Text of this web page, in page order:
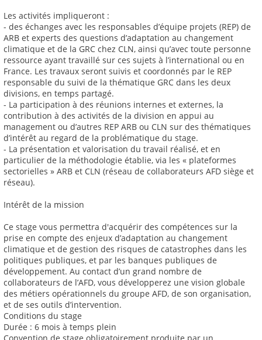
Les activités impliqueront :
- des échanges avec les responsables d’équipe projets (REP) de
ARB et experts des questions d’adaptation au changement
climatique et de la GRC chez CLN, ainsi qu’avec toute personne
ressource ayant travaillé sur ces sujets à l’international ou en
France. Les travaux seront suivis et coordonnés par le REP
responsable du suivi de la thématique GRC dans les deux
divisions, en temps partagé.
- La participation à des réunions internes et externes, la
contribution à des activités de la division en appui au
management ou d’autres REP ARB ou CLN sur des thématiques
d’intérêt au regard de la problématique du stage.
- La présentation et valorisation du travail réalisé, et en
particulier de la méthodologie établie, via les « plateformes
sectorielles » ARB et CLN (réseau de collaborateurs AFD siège et
réseau).
Intérêt de la mission
Ce stage vous permettra d'acquérir des compétences sur la
prise en compte des enjeux d’adaptation au changement
climatique et de gestion des risques de catastrophes dans les
politiques publiques, et par les banques publiques de
développement. Au contact d’un grand nombre de
collaborateurs de l’AFD, vous développerez une vision globale
des métiers opérationnels du groupe AFD, de son organisation,
et de ses outils d’intervention.
Conditions du stage
Durée : 6 mois à temps plein